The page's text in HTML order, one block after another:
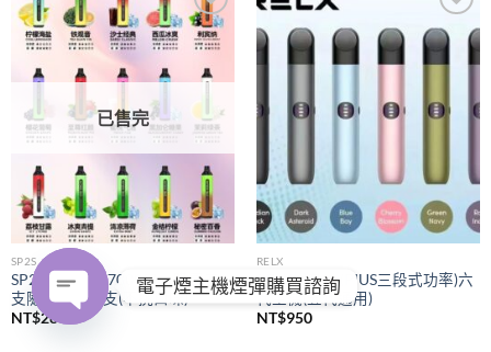
Add to
wishlist
已售完
SP2S
SP2S拋棄式
7000口｜購買五
支隨機贈送一支(不挑口味)
NT$280
Add to
wishlist
RELX
RELX悅刻
(PIUS三段式功率)六
代主機(五代通用)
NT$950
電子煙主機煙彈購買諮詢